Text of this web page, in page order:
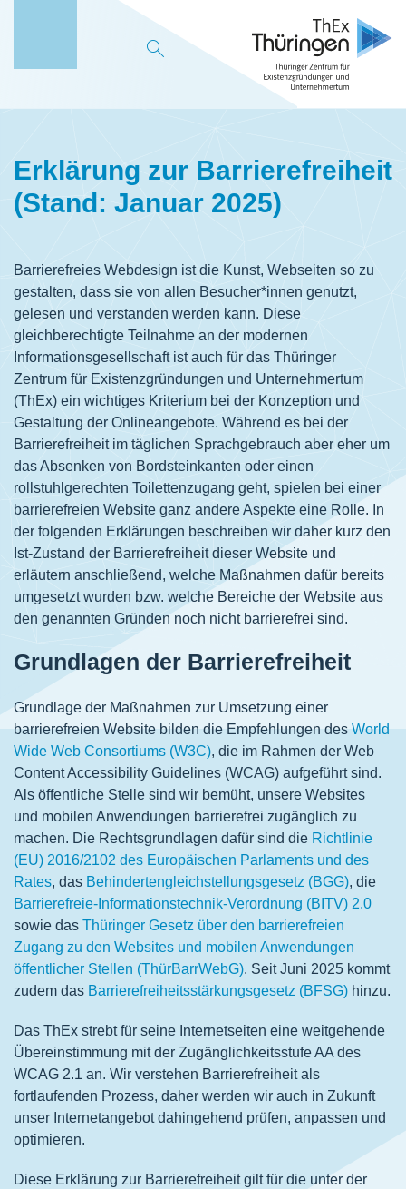
Erklärung zur Barrierefreiheit
(Stand: Januar 2025)
Barrierefreies Webdesign ist die Kunst, Webseiten so zu
gestalten, dass sie von allen Besucher*innen genutzt,
gelesen und verstanden werden kann. Diese
gleichberechtigte Teilnahme an der modernen
Informationsgesellschaft ist auch für das Thüringer
Zentrum für Existenzgründungen und Unternehmertum
(ThEx) ein wichtiges Kriterium bei der Konzeption und
Gestaltung der Onlineangebote. Während es bei der
Barrierefreiheit im täglichen Sprachgebrauch aber eher um
das Absenken von Bordsteinkanten oder einen
rollstuhlgerechten Toilettenzugang geht, spielen bei einer
barrierefreien Website ganz andere Aspekte eine Rolle. In
der folgenden Erklärungen beschreiben wir daher kurz den
Ist-Zustand der Barrierefreiheit dieser Website und
erläutern anschließend, welche Maßnahmen dafür bereits
umgesetzt wurden bzw. welche Bereiche der Website aus
den genannten Gründen noch nicht barrierefrei sind.
Grundlagen der Barrierefreiheit
Grundlage der Maßnahmen zur Umsetzung einer
barrierefreien Website bilden die Empfehlungen desWorld
Wide Web Consortiums (W3C), die im Rahmen der Web
Content Accessibility Guidelines (WCAG) aufgeführt sind.
Als öffentliche Stelle sind wir bemüht, unsere Websites
und mobilen Anwendungen barrierefrei zugänglich zu
machen. Die Rechts­grundlagen dafür sind die Richtlinie
(EU) 2016/2102 des Europäischen Parlaments und des
Rates, das Behindertengleichstellungsgesetz (BGG), die
Barrierefreie-Informationstechnik-Verordnung (BITV) 2.0
sowie das Thüringer Gesetz über den barrierefreien
Zugang zu den Websites und mobilen Anwendungen
öffentlicher Stellen (ThürBarrWebG). Seit Juni 2025 kommt
zudem das Barrierefreiheitsstärkungsgesetz (BFSG) hinzu.
Das ThEx strebt für seine Internetseiten eine weitgehende
Übereinstimmung mit der Zugänglichkeitsstufe AA des
WCAG 2.1 an. Wir verstehen Barrierefreiheit als
fortlaufenden Prozess, daher werden wir auch in Zukunft
unser Internetangebot dahingehend prüfen, anpassen und
optimieren.
Diese Erklärung zur Barrierefreiheit gilt für die unter der